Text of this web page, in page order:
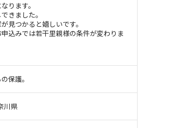
ります。
きました。
見つかると嬉しいです。
込みでは若干里親様の条件が変わりま
保護。
川県